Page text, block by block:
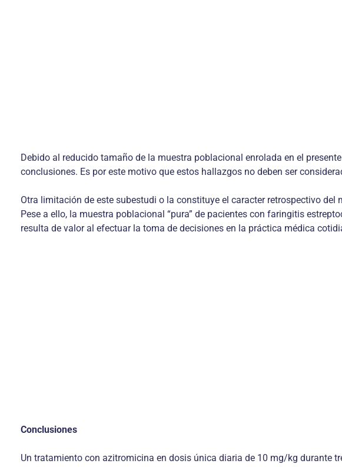
Debido al reducido tamaño de la muestra poblacional enrolada en el
conclusiones. Es por este motivo que estos hallazgos no deben ser
Otra limitación de este subestudi o la constituye el caracter retrospectivo
Pese a ello, la muestra poblacional “pura” de pacientes con faringitis
resulta de valor al efectuar la toma de decisiones en la práctica médica
Conclusiones
Un tratamiento con azitromicina en dosis única diaria de 10 mg/kg durante